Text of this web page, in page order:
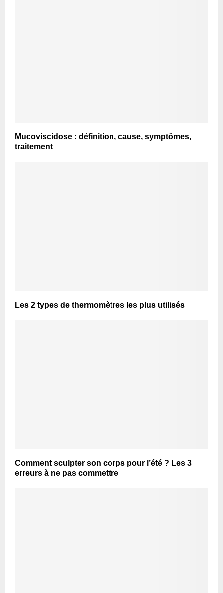
Mucoviscidose : définition, cause, symptômes,
traitement
Les 2 types de thermomètres les plus utilisés
Comment sculpter son corps pour l’été ? Les 3
erreurs à ne pas commettre